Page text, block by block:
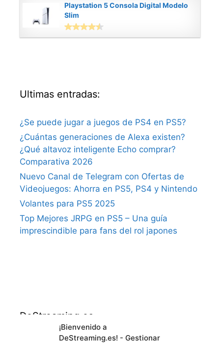
¡Bienvenido a
DeStreaming.es! - Gestionar
Playstation 5 Consola Digital Modelo
Slim
Ultimas entradas:
¿Se puede jugar a juegos de PS4 en PS5?
¿Cuántas generaciones de Alexa existen?
¿Qué altavoz inteligente Echo comprar?
Comparativa 2026
Nuevo Canal de Telegram con Ofertas de
Videojuegos: Ahorra en PS5, PS4 y Nintendo
Volantes para PS5 2025
Top Mejores JRPG en PS5 – Una guía
imprescindible para fans del rol japones
DeStreaming.es